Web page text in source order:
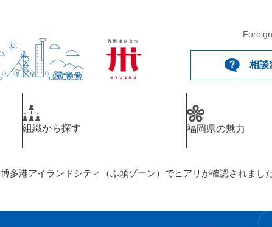
相談
組織から探す 福岡県の魅力
博多港アイランドシティ（ふ頭ゾーン）でヒアリが確認されまし